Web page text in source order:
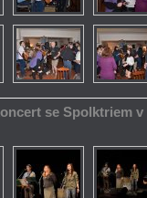
se Spolktriem